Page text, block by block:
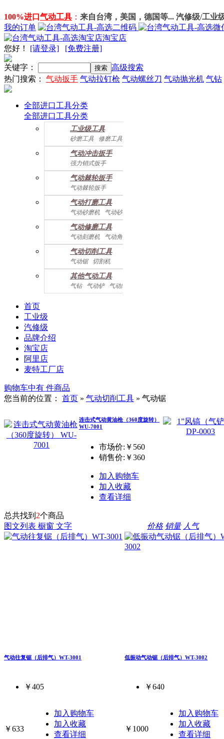
100%进口 气动工具 ： 来自台湾，美国，德国等... 汽修级/工业
我的订单
淘宝店
您好 ！ [请登录] [免费注册]
关键字：
高级搜索
热门搜索： 气动扳手 气动拉钉枪 气动螺丝刀 气动抛光机 气钻
全部进口工具分类
全部进口工具分类
工业级工具
砂磨工具
修磨工具
建筑工具 气动螺丝起子
气动配件
气动冲击扳手
强力销式扳手
双鎚打式扳手
双环锤打式扳手
强力冲击扳手
迷你冲击扳手
直角式冲击扭力扳手
气动棘轮扳手
气动棘轮扳手
迷你棘轮扳手
气动打磨工具
气动砂磨机
气动砂带机
气动抛光机 胎磨/除胶机
气动修磨工具
气动刻磨机 气动角磨机
气动切削工具
气动锯 切割机
气动曲线剪
其他气动工具
气钻 气动铲 气动除锈机
气动拉钉机 气动喷漆枪
首页
工业级
汽修级
品牌介绍
淘宝店
阿里店
麦特工厂店
购物车中有 件商品
您当前的位置： 首页 » 气动切削工具 » 气动锯
连击式气动黄油枪（360度旋转）
WU-7001
市场价:￥560
销售价: ￥360
加入购物车
加入收藏
查看详细
总共找到 2个商品
图文列表 橱窗 文字 价格 销量 人气
气动往复锯（后排气）WT-3001
￥405
￥633
加入购物车
加入收藏
查看详细
低振动气动锯（后排气）WT-3002
￥640
￥1000
加入购物车
加入收藏
查看详细